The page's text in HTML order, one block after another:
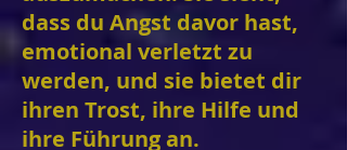
dass du Angst davor hast,
emotional verletzt zu
werden, und sie bietet dir
ihren Trost, ihre Hilfe und
ihre Führung an.